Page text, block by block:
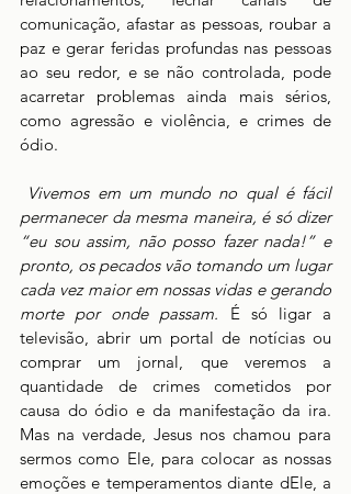
comunicação, afastar as pessoas, roubar a
paz e gerar feridas profundas nas pessoas
ao seu redor, e se não controlada, pode
acarretar problemas ainda mais sérios,
como agressão e violência, e crimes de
ódio.
Vivemos em um mundo no qual é fácil
permanecer da mesma maneira, é só dizer
“eu sou assim, não posso fazer nada!” e
pronto, os pecados vão tomando um lugar
cada vez maior em nossas vidas e gerando
morte por onde passam. É só ligar a
televisão, abrir um portal de notícias ou
comprar um jornal, que veremos a
quantidade de crimes cometidos por
causa do ódio e da manifestação da ira.
Mas na verdade, Jesus nos chamou para
sermos como Ele, para colocar as nossas
emoções e temperamentos diante dEle, a